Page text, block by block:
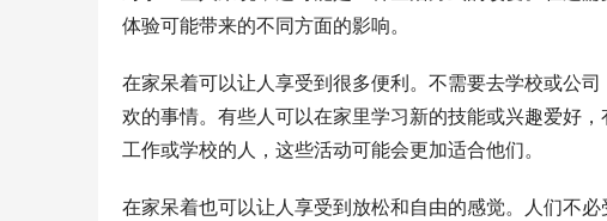
体验可能带来的不同方面的影响。
在家呆着可以让人享受到很多便利。不需要去学校或公
欢的事情。有些人可以在家里学习新的技能或兴趣爱好
工作或学校的人，这些活动可能会更加适合他们。
在家呆着也可以让人享受到放松和自由的感觉。人们不